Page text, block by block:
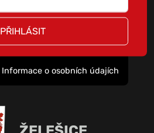
PŘIHLÁSIT
Informace o osobních údajích